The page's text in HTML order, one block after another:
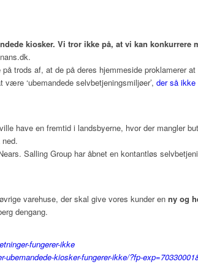
kiosker. Vi tror ikke på, at vi kan konkurrere
trods af, at de på deres hjemmeside proklamerer
‘ubemandede selvbetjeningsmiljøer’, der så ikke
have en fremtid i landsbyerne, hvor der mangler
Salling Group har åbnet en kontantløs
varehuse, der skal give vores kunder en ny og
dengang.
fungerer-ikke
kiosker-fungerer-ikke/?fp-